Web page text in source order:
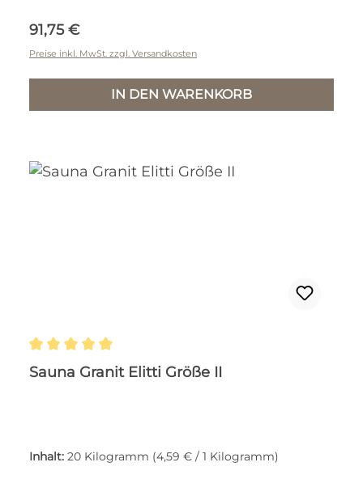
Regulärer Preis:
91,75 €
Preise inkl. MwSt. zzgl. Versandkosten
IN DEN WARENKORB
Durchschnittliche Bewertung von 5 von 5
Sauna Granit Elitti Größe II
Inhalt: 20 Kilogramm (4,59 € / 1 Kilogramm)